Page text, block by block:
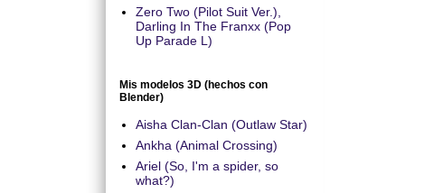
Zero Two (Pilot Suit Ver.),
Darling In The Franxx (Pop
Up Parade L)
Mis modelos 3D (hechos con
Blender)
Aisha Clan-Clan (Outlaw Star)
Ankha (Animal Crossing)
Ariel (So, I'm a spider, so
what?)